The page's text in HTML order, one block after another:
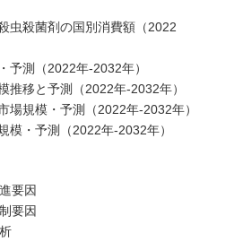
虫殺菌剤の国別消費額（2022
予測（2022年-2032年）
推移と予測（2022年-2032年）
場規模・予測（2022年-2032年）
模・予測（2022年-2032年）
要因
要因